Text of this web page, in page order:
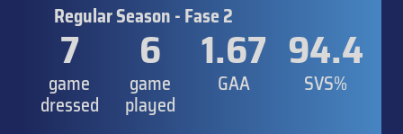
Regular Season - Fase 2
7
game
dressed
6
game
played
1.67
GAA
94.4
SVS%